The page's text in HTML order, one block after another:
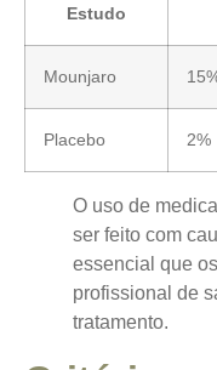
Estudo
Mounjaro
Placebo 2%
O uso de
ser feito com
essencial que
profissional de
tratamento.